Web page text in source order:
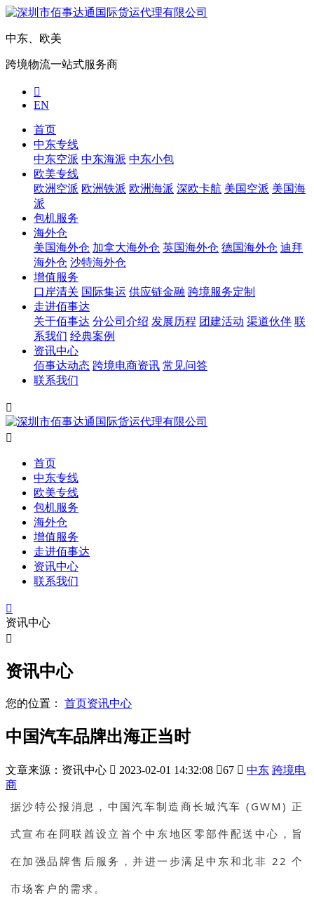
中东、欧美
跨境物流一站式服务商

EN
首页
中东专线
中东空派 中东海派 中东小包
欧美专线
欧洲空派 欧洲铁派 欧洲海派 深欧卡航 美国空派 美国海
派
包机服务
海外仓
美国海外仓 加拿大海外仓 英国海外仓 德国海外仓 迪拜
海外仓 沙特海外仓
增值服务
口岸清关 国际集运 供应链金融 跨境服务定制
走进佰事达
关于佰事达 分公司介绍 发展历程 团建活动 渠道伙伴 联
系我们 经典案例
资讯中心
佰事达动态 跨境电商资讯 常见问答
联系我们


首页
中东专线
欧美专线
包机服务
海外仓
增值服务
走进佰事达
资讯中心
联系我们

资讯中心

资讯中心
您的位置： 首页资讯中心
中国汽车品牌出海正当时
文章来源：资讯中心  2023-02-01 14:32:08 67  中东 跨境电
商
据沙特公报消息，中国汽车制造商长城汽车 (GWM) 正
式宣布在阿联酋设立首个中东地区零部件配送中心，旨
在加强品牌售后服务，并进一步满足中东和北非 22 个
市场客户的需求。